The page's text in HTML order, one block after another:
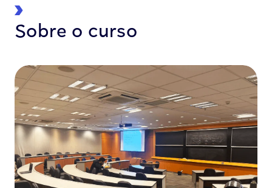
Sobre o curso